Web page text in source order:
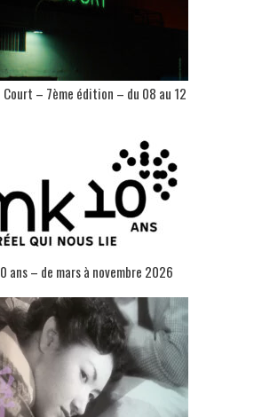
Court – 7ème édition – du 08 au 12
ans – de mars à novembre 2026